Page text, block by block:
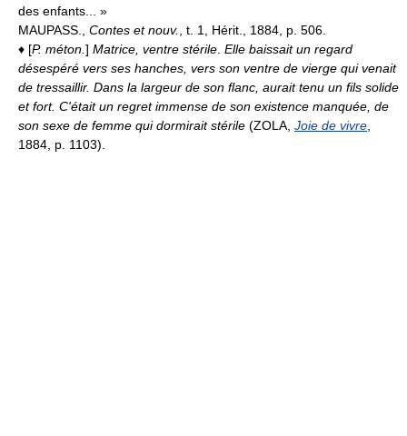
des enfants... »
MAUPASS., Contes et nouv.
, t. 1, Hérit., 1884, p. 506.
♦ [P. méton. ] Matrice, ventre stérile Elle baissait un regard
désespéré vers ses hanches, vers son ventre de vierge qui venait
de tressaillir. Dans la largeur de son flanc, aurait tenu un fils solide
et fort. C'était un regret immense de son existence manquée, de
son sexe de femme qui dormirait stérile (ZOLA, Joie de vivre
1884, p. 1103).